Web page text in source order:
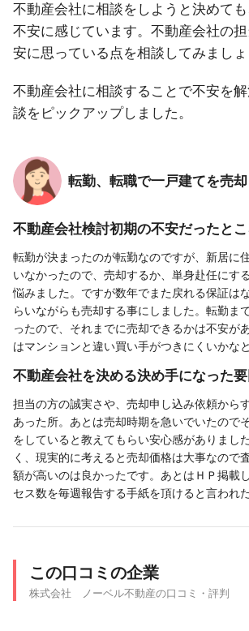
不動産会社に相談をしようと決めて
不安に感じています。不動産会社の
安に思っている点を相談してみましょ
不動産会社に相談することで不安を
談をピックアップしました。
転勤、転職で一戸建てを売
不動産会社検討初期の不安だったと
転勤が決まったのが転勤なのですが、新居に
いなかったので、売却するか、単身赴任にす
悩みました。ですが数年でまた戻れる保証は
らいながらも売却する事にしました。転勤ま
ったので、それまでに売却できるかは不安が
はマンションと違い買い手がつきにくいかな
不動産会社を決める決め手になった要
担当の方の誠実さや、売却申し込み依頼から
あった所。あとは売却時期を急いでいたので
をしていると教えてもらい安心感がありまし
く、現実的に考えると売却価格は大事なので
額が高いのは良かったです。あとはＨＰ掲載
セス数を毎週報告する手紙を頂けると言われ
この口コミの企業
株式会社 ノーベル不動産の口コミ・評判